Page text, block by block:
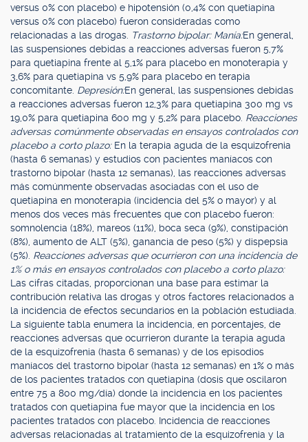
versus 0% con placebo) e hipotensión (0,4% con quetiapina
versus 0% con placebo) fueron consideradas como
relacionadas a las drogas. Trastorno bipolar: Manía:En general,
las suspensiones debidas a reacciones adversas fueron 5,7%
para quetiapina frente al 5,1% para placebo en monoterapia y
3,6% para quetiapina vs 5,9% para placebo en terapia
concomitante. Depresión:En general, las suspensiones debidas
a reacciones adversas fueron 12,3% para quetiapina 300 mg vs
19,0% para quetiapina 600 mg y 5,2% para placebo. Reacciones
adversas comúnmente observadas en ensayos controlados con
placebo a corto plazo: En la terapia aguda de la esquizofrenia
(hasta 6 semanas) y estudios con pacientes maníacos con
trastorno bipolar (hasta 12 semanas), las reacciones adversas
más comúnmente observadas asociadas con el uso de
quetiapina en monoterapia (incidencia del 5% o mayor) y al
menos dos veces más frecuentes que con placebo fueron:
somnolencia (18%), mareos (11%), boca seca (9%), constipación
(8%), aumento de ALT (5%), ganancia de peso (5%) y dispepsia
(5%). Reacciones adversas que ocurrieron con una incidencia de
1% o más en ensayos controlados con placebo a corto plazo:
Las cifras citadas, proporcionan una base para estimar la
contribución relativa las drogas y otros factores relacionados a
la incidencia de efectos secundarios en la población estudiada.
La siguiente tabla enumera la incidencia, en porcentajes, de
reacciones adversas que ocurrieron durante la terapia aguda
de la esquizofrenia (hasta 6 semanas) y de los episodios
maníacos del trastorno bipolar (hasta 12 semanas) en 1% o más
de los pacientes tratados con quetiapina (dosis que oscilaron
entre 75 a 800 mg/día) donde la incidencia en los pacientes
tratados con quetiapina fue mayor que la incidencia en los
pacientes tratados con placebo. Incidencia de reacciones
adversas relacionadas al tratamiento de la esquizofrenia y la